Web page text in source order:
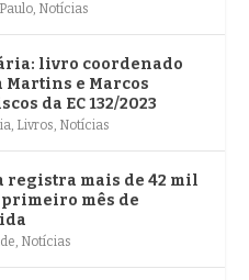
, Notícias
livro coordenado
Martins e Marcos
da EC 132/2023
, Livros, Notícias
registra mais de 42 mil
mês de
, Notícias